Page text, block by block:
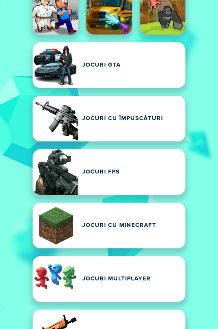
JOCURI GTA
JOCURI CU ÎMPUSCĂTURI
JOCURI FPS
JOCURI CU MINECRAFT
JOCURI MULTIPLAYER